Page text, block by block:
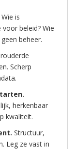
Wie is
beleid? Wie
beheer.
Scherp
herkenbaar
kwaliteit.
Structuur,
Leg ze vast in